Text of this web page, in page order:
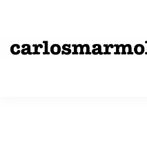
contenido